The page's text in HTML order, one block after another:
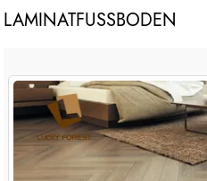
LAMINATFUSSBODEN